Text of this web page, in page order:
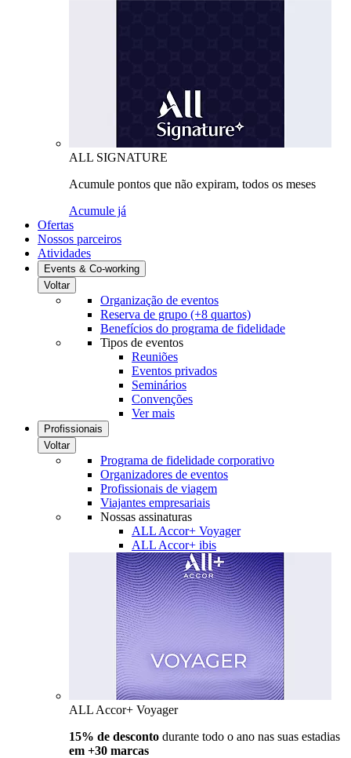
ALL SIGNATURE
Acumule pontos que não expiram, todos os meses
Acumule já
Ofertas
Nossos parceiros
Atividades
Events & Co-working
Voltar
Organização de eventos
Reserva de grupo (+8 quartos)
Benefícios do programa de fidelidade
Tipos de eventos
Reuniões
Eventos privados
Seminários
Convenções
Ver mais
Profissionais
Voltar
Programa de fidelidade corporativo
Organizadores de eventos
Profissionais de viagem
Viajantes empresariais
Nossas assinaturas
ALL Accor+ Voyager
ALL Accor+ ibis
ALL Accor+ Voyager
15% de desconto durante todo o ano nas suas estadias
em +30 marcas